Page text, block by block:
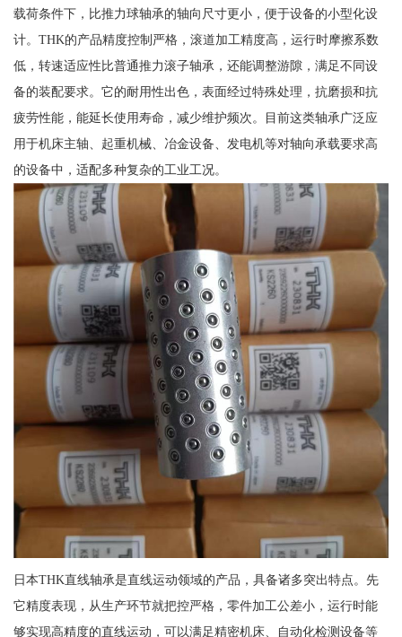
载荷条件下，比推力球轴承的轴向尺寸更小，便于设备的小型化设
计。THK的产品精度控制严格，滚道加工精度高，运行时摩擦系数
低，转速适应性比普通推力滚子轴承，还能调整游隙，满足不同设
备的装配要求。它的耐用性出色，表面经过特殊处理，抗磨损和抗
疲劳性能，能延长使用寿命，减少维护频次。目前这类轴承广泛应
用于机床主轴、起重机械、冶金设备、发电机等对轴向承载要求高
的设备中，适配多种复杂的工业工况。
日本THK直线轴承是直线运动领域的产品，具备诸多突出特点。先
它精度表现，从生产环节就把控严格，零件加工公差小，运行时能
够实现高精度的直线运动，可以满足精密机床、自动化检测设备等